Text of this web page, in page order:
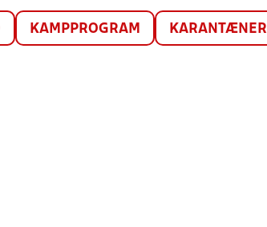
KAMPPROGRAM KARANTÆNER